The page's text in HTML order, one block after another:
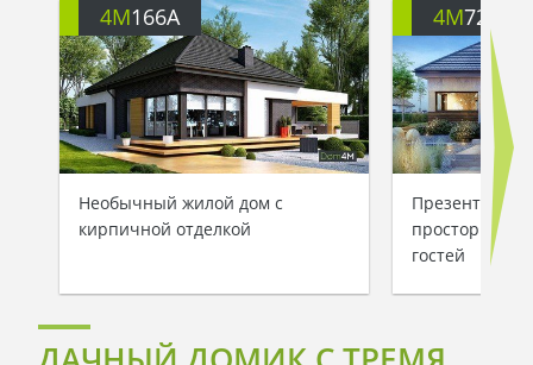
4M166A
Необычный жилой дом с
кирпичной отделкой
4M722
просторной
гостей